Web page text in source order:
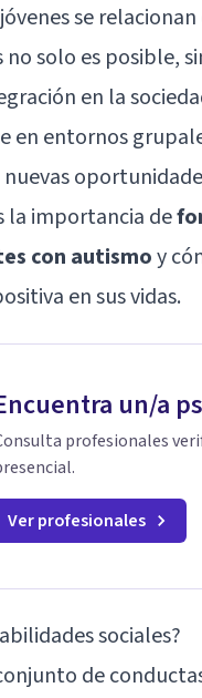
se
no solo es posible,
en la
en entornos
la importancia de
con autismoy
en sus vidas.
un/a
profesionales
Ver profesionales
sociales?
de